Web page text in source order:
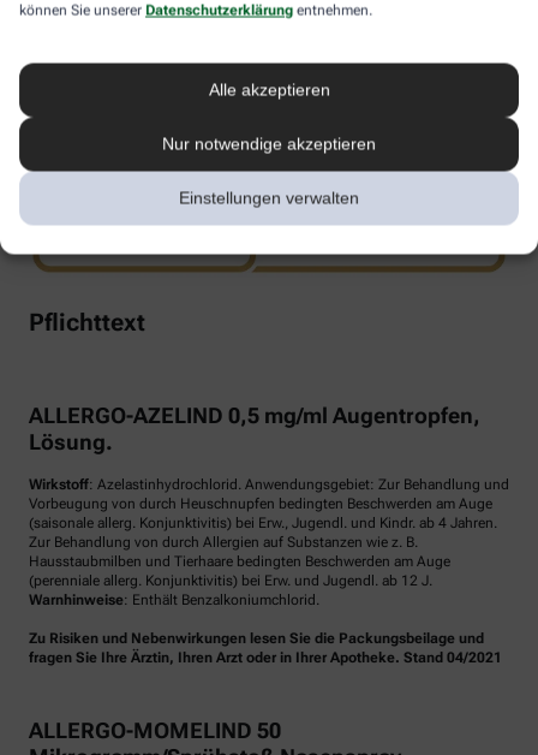
können Sie unserer Datenschutzerklärung entnehmen.
Alle akzeptieren
Nur notwendige akzeptieren
Einstellungen verwalten
Pflichttext
ALLERGO-AZELIND 0,5 mg/ml Augentropfen,
Lösung.
Wirkstoff: Azelastinhydrochlorid. Anwendungsgebiet: Zur Behandlung und
Vorbeugung von durch Heuschnupfen bedingten Beschwerden am Auge
(saisonale allerg. Konjunktivitis) bei Erw., Jugendl. und Kindr. ab 4 Jahren.
Zur Behandlung von durch Allergien auf Substanzen wie z. B.
Hausstaubmilben und Tierhaare bedingten Beschwerden am Auge
(perenniale allerg. Konjunktivitis) bei Erw. und Jugendl. ab 12 J.
Warnhinweise: Enthält Benzalkoniumchlorid.
Zu Risiken und Nebenwirkungen lesen Sie die Packungsbeilage und
fragen Sie Ihre Ärztin, Ihren Arzt oder in Ihrer Apotheke. Stand 04/2021
ALLERGO-MOMELIND 50